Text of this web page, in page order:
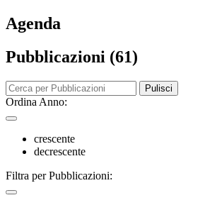
Agenda
Pubblicazioni (61)
Pulisci
Ordina Anno:
crescente
decrescente
Filtra per Pubblicazioni: